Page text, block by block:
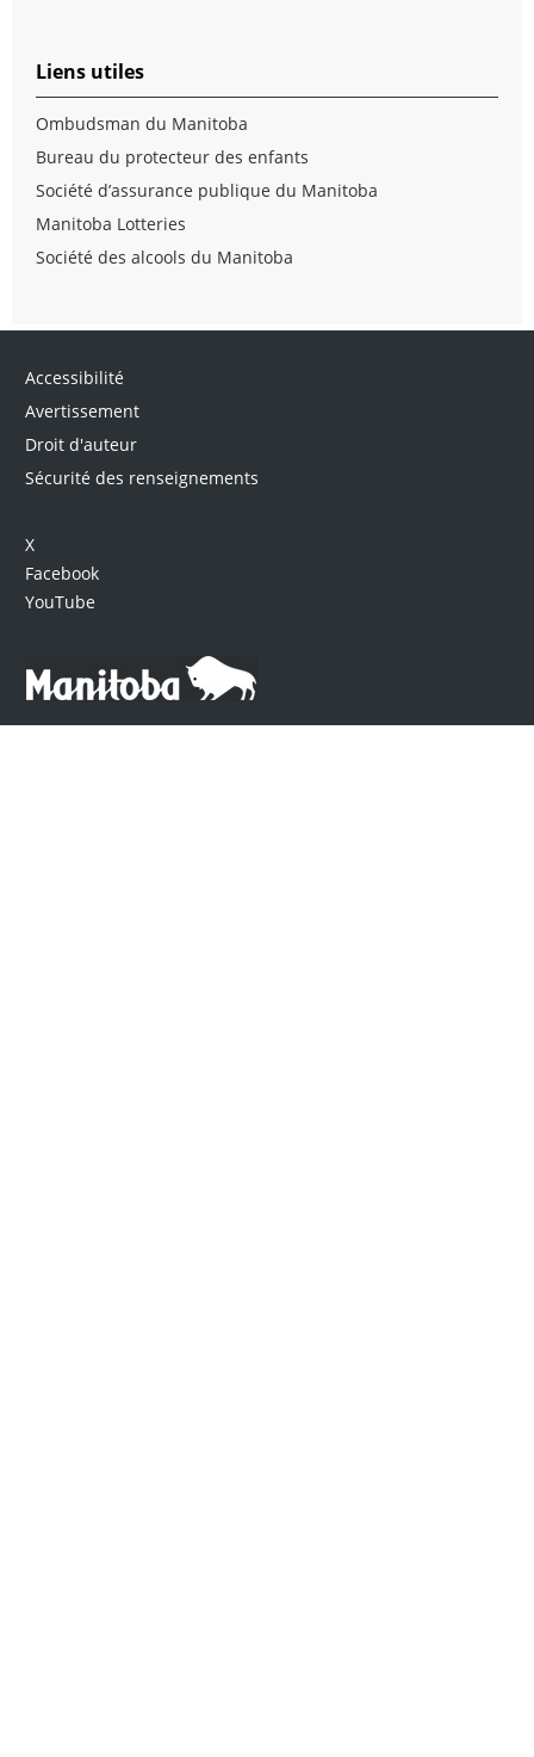
Liens utiles
Ombudsman du Manitoba
Bureau du protecteur des enfants
Société d’assurance publique du Manitoba
Manitoba Lotteries
Société des alcools du Manitoba
Accessibilité
Avertissement
Droit d'auteur
Sécurité des renseignements
X
Facebook
YouTube